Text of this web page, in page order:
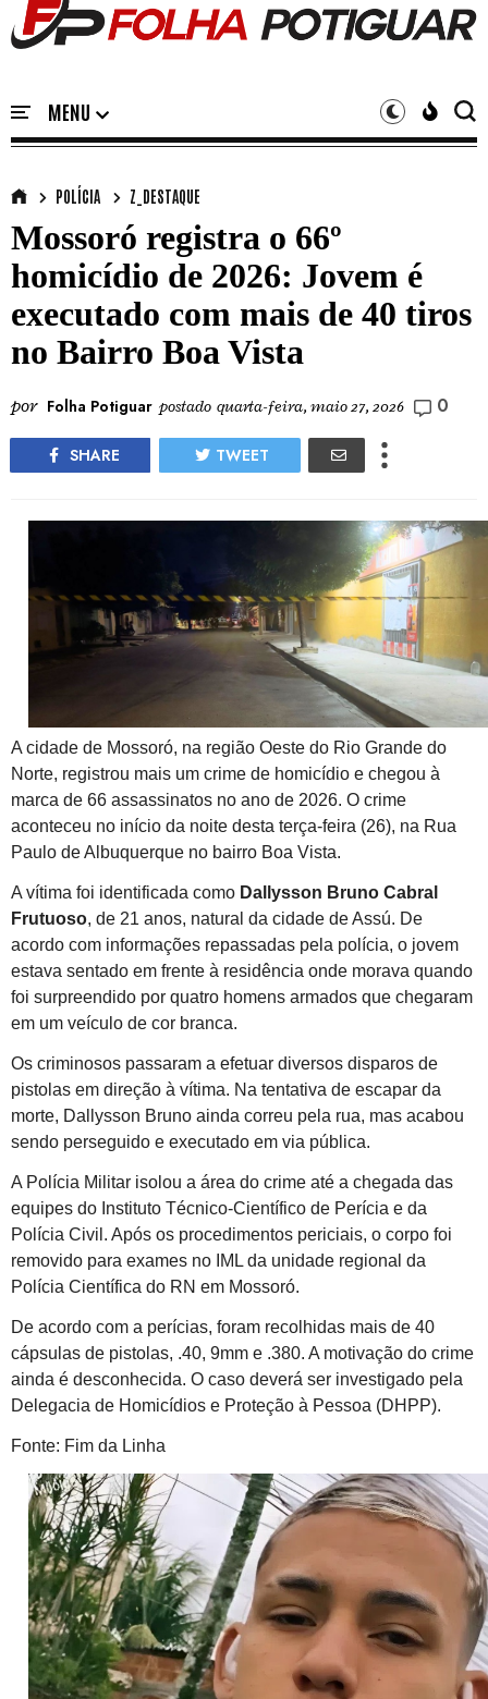
POLÍCIA Z_DESTAQUE
Mossoró registra o 66º
homicídio de 2026: Jovem é
executado com mais de 40 tiros
no Bairro Boa Vista
por Folha Potiguar postado quarta-feira, maio 27, 2026 0
SHARE TWEET
A cidade de Mossoró, na região Oeste do Rio Grande do
Norte, registrou mais um crime de homicídio e chegou à
marca de 66 assassinatos no ano de 2026. O crime
aconteceu no início da noite desta terça-feira (26), na Rua
Paulo de Albuquerque no bairro Boa Vista.
A vítima foi identificada como Dallysson Bruno Cabral
Frutuoso, de 21 anos, natural da cidade de Assú. De
acordo com informações repassadas pela polícia, o jovem
estava sentado em frente à residência onde morava quando
foi surpreendido por quatro homens armados que chegaram
em um veículo de cor branca.
Os criminosos passaram a efetuar diversos disparos de
pistolas em direção à vítima. Na tentativa de escapar da
morte, Dallysson Bruno ainda correu pela rua, mas acabou
sendo perseguido e executado em via pública.
A Polícia Militar isolou a área do crime até a chegada das
equipes do Instituto Técnico-Científico de Perícia e da
Polícia Civil. Após os procedimentos periciais, o corpo foi
removido para exames no IML da unidade regional da
Polícia Científica do RN em Mossoró.
De acordo com a perícias, foram recolhidas mais de 40
cápsulas de pistolas, .40, 9mm e .380. A motivação do crime
ainda é desconhecida. O caso deverá ser investigado pela
Delegacia de Homicídios e Proteção à Pessoa (DHPP).
Fonte: Fim da Linha